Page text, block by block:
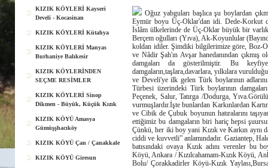
KIZIK KÖYLERİ Kayseri
Develi - Kocasinan
KIZIK KÖYLERİ Kütahya
KIZIK KÖYLERİ Manyas
Burhaniye Balıkesir
KIZIK KÖYLERİNDEN
SEÇME RESİMLER
KIZIK KÖYLERİ Sinop
Dikmen - Büyük, Küçük Kızık
KIZIK KÖYÜ Amasya
Gümüşşhacıköy
KIZIK KÖYÜ Çan / Çanakkale
KIZIK KÖYÜ Giresun
Oğuz yabguları başlıca şu boylardan
Eymür boyu Üç-Oklar'dan idi. Dede-Korkut
İslâm ülkelerinde de Üç-Oklar büyük bir
Berçem oğulları (Yıva), Ak-Koyunlular
koldan idiler. Şimdiki bilgilerimize göre, Boz-
ve Nâdir Şah'ın Avşar hanedanından
damgaları da gösterilmiştir. Bu
damgaların,taşlara,davarlara, yılkılara
ve Develi'ye ilk gelen Türk boylarının
Türbesi üzerindeki Türk boylarının
Peçenek, Salur, Tatırga /Dodurga,
vurmuşlardır.İşte bunlardan Karkınlardan
ve Cibik de Çubuk boyunun hatıralarını
ettiğimiz bu damgaların biri hariç hepsi
Çünkü, her iki boy yani Kızık ve Karkın aynı
ciddi ve kuvvetli” anlamındadır. Gaziantep,
batısındaki ovaya Kızık adını verenler bu
Köyü, Ankara / Kızılcahamam-Kızık Köyü,
Bolu/ Çorakkadirler Köyü-Kızık